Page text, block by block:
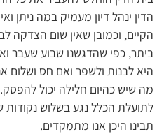
הדין ינהל דיון מעמיק במה
הקיים, וכמובן שאין שום הצדקה
ביתר, כפי שהדגשנו שבוע שעבר
היא לבנות ולשפר ואם חס ושלום
מה שיש כהיום חלילה יכול להפסק.
לתועלת הכלל נגע בשלוש
תבינו היכן אנו מתמקדים.